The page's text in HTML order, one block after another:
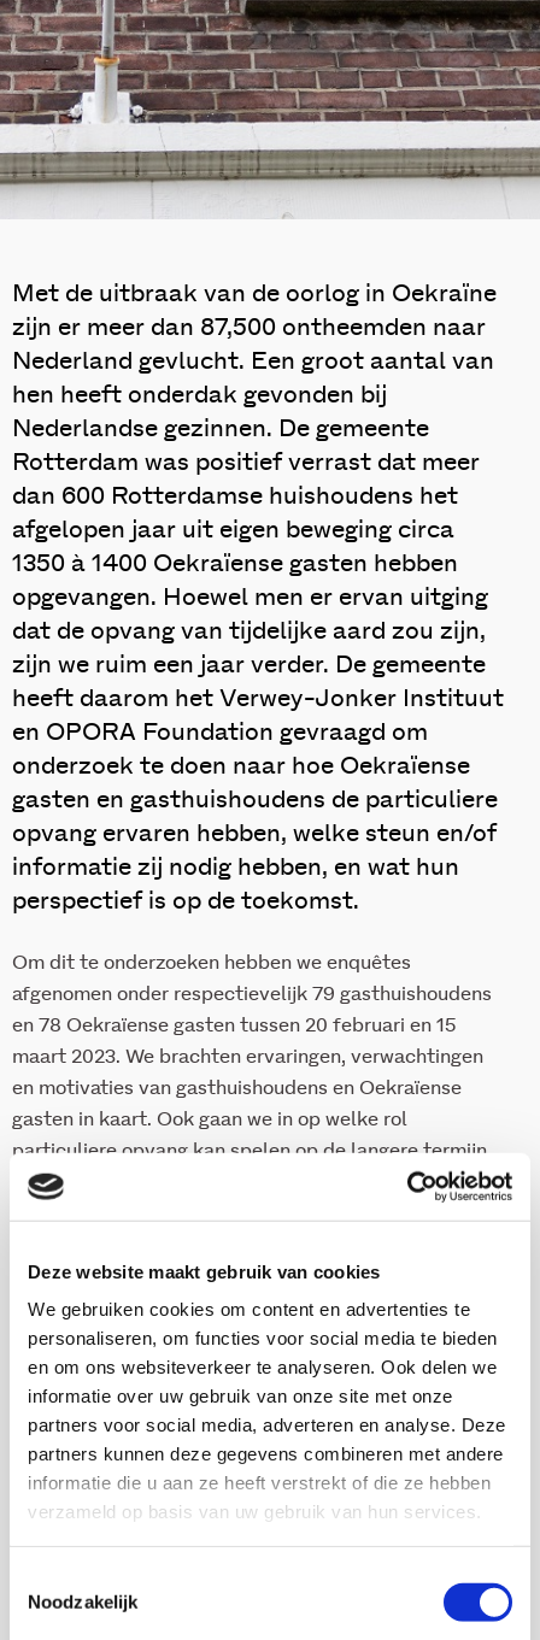
Deze website maakt gebruik van cookies
We gebruiken cookies om content en advertenties te
personaliseren, om functies voor social media te bieden
en om ons websiteverkeer te analyseren. Ook delen we
informatie over uw gebruik van onze site met onze
partners voor social media, adverteren en analyse. Deze
partners kunnen deze gegevens combineren met andere
informatie die u aan ze heeft verstrekt of die ze hebben
verzameld op basis van uw gebruik van hun services.
Noodzakelijk
Met de uitbraak van de oorlog in Oekraïne
zijn er meer dan 87,500 ontheemden naar
Nederland gevlucht. Een groot aantal van
hen heeft onderdak gevonden bij
Nederlandse gezinnen. De gemeente
Rotterdam was positief verrast dat meer
dan 600 Rotterdamse huishoudens het
afgelopen jaar uit eigen beweging circa
1350 à 1400 Oekraïense gasten hebben
opgevangen. Hoewel men er ervan uitging
dat de opvang van tijdelijke aard zou zijn,
zijn we ruim een jaar verder. De gemeente
heeft daarom het Verwey-Jonker Instituut
en OPORA Foundation gevraagd om
onderzoek te doen naar hoe Oekraïense
gasten en gasthuishoudens de particuliere
opvang ervaren hebben, welke steun en/of
informatie zij nodig hebben, en wat hun
perspectief is op de toekomst.
Om dit te onderzoeken hebben we enquêtes
afgenomen onder respectievelijk 79 gasthuishoudens
en 78 Oekraïense gasten tussen 20 februari en 15
maart 2023. We brachten ervaringen, verwachtingen
en motivaties van gasthuishoudens en Oekraïense
gasten in kaart. Ook gaan we in op welke rol
particuliere opvang kan spelen op de langere termijn.
Onderzoekers
Tamara A. Kool
Senior onderzoeker